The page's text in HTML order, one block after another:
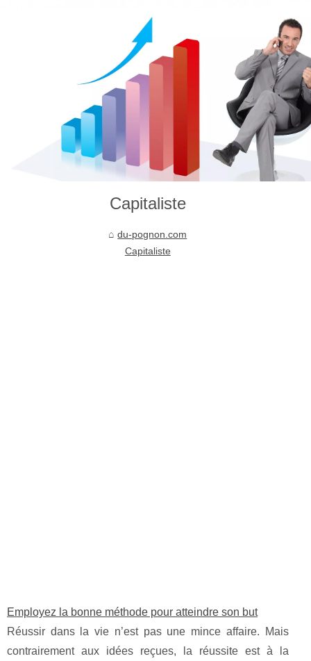
Capitaliste
du-pognon.com
Capitaliste
Employez la bonne méthode pour atteindre son but
Réussir dans la vie n’est pas une mince affaire. Mais
contrairement aux idées reçues, la réussite est à la